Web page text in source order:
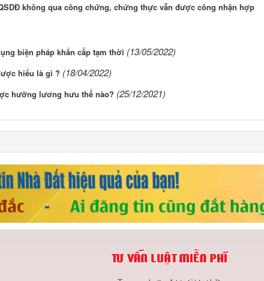
không qua công chứng, chứng thực vẫn được công nhận hợp
biện pháp khẩn cấp tạm thời (13/05/2022)
hiểu là gì ? (18/04/2022)
hưởng lương hưu thế nào? (25/12/2021)